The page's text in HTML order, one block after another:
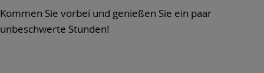
Kommen Sie vorbei und genießen Sie ein paar
unbeschwerte Stunden!